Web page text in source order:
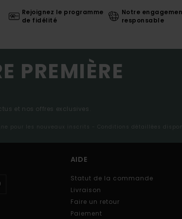
Rejoignez le programme
de fidélité
Notre
responsable
PREMIÈRE
et nos offres exclusives.
pour les nouveaux inscrits - Conditions détaillées
AIDE
Statut de la commande
Livraison
Faire un retour
Paiement